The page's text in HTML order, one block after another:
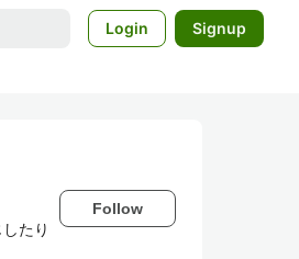
Login Signup
たり
Follow